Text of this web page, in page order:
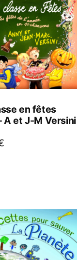
en fêtes
A et J-M Versini